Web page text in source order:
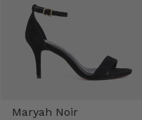
Maryah Noir